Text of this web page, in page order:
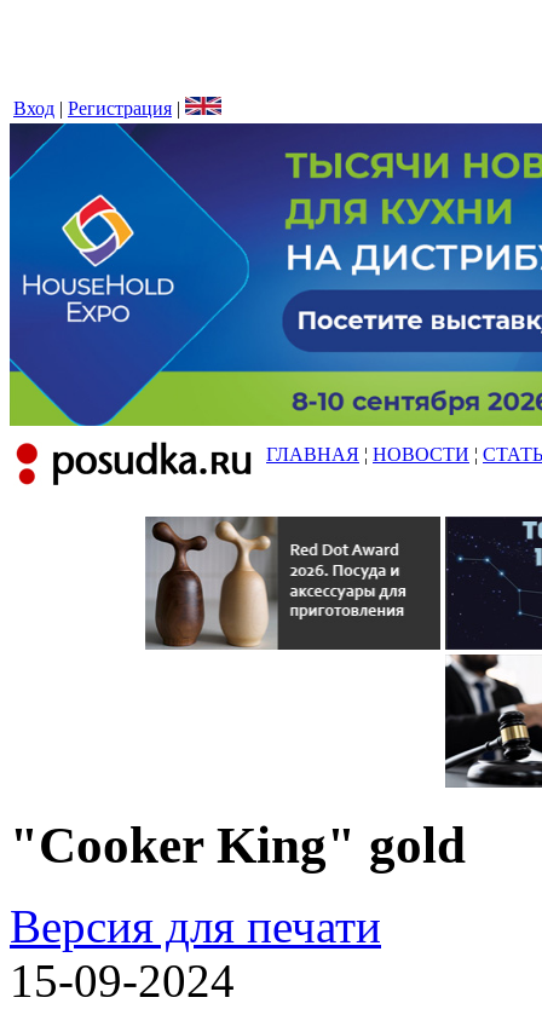
Вход | Регистрация |
ГЛАВНАЯ ¦ НОВОСТИ ¦
"Cooker King" gold
Версия для печати
15-09-2024